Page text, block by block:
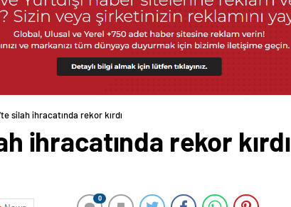
silah ihracatında rekor kırdı
ihracatında rekor kırdı
0